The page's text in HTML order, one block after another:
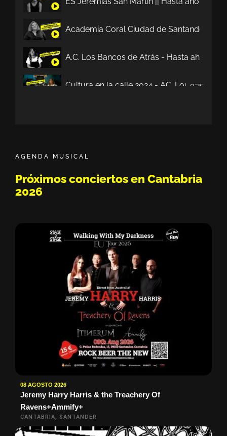
Academia Coral Ciudad de Santander ||
A.C. Los Bancos de Atrás - Hasta ahora no
Cultura en la calle 2024 - AC. Los Bancos
0:35
AGENDA MUSICAL
Próximos conciertos en Cantabria
2026
08 AGOSTO 2026
Jeremy Harry Harris & the Treachery Of
Ravens+Ammify+
CANTABRIA, SANTANDER